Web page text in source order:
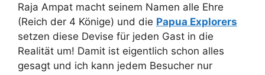
Raja Ampat macht seinem Namen alle Ehre
(Reich der 4 Könige) und die Papua Explorers
setzen diese Devise für jeden Gast in die
Realität um! Damit ist eigentlich schon alles
gesagt und ich kann jedem Besucher nur